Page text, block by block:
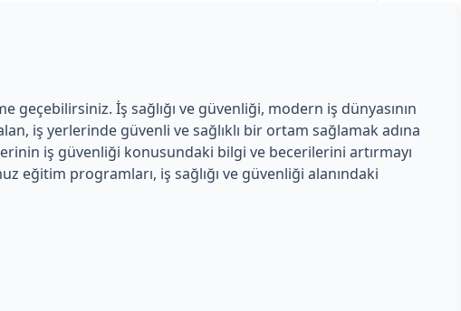
geçebilirsiniz. İş sağlığı ve güvenliği, modern iş dünyasının
iş yerlerinde güvenli ve sağlıklı bir ortam sağlamak adına
iş güvenliği konusundaki bilgi ve becerilerini artırmayı
eğitim programları, iş sağlığı ve güvenliği alanındaki